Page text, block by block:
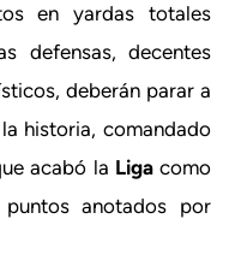
en yardas totales
defensas, decentes
deberán parar a
historia, comandado
acabó la Ligacomo
anotados por